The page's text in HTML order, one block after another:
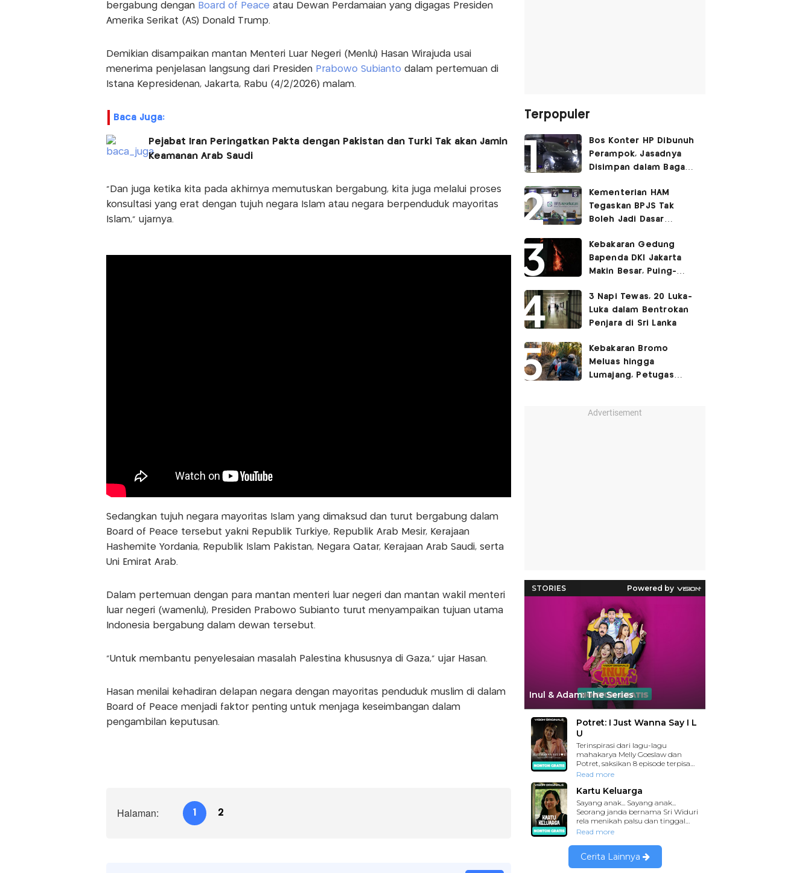
bergabung denganBoard of Peace atau Dewan Perdamaian yang digagas Presiden
Amerika Serikat (AS) Donald Trump.
Demikian disampaikan mantan Menteri Luar Negeri (Menlu) Hasan Wirajuda usai
menerima penjelasan langsung dari Presiden Prabowo Subianto dalam pertemuan di
Istana Kepresidenan, Jakarta, Rabu (4/2/2026) malam.
Baca Juga:
Pejabat Iran Peringatkan Pakta dengan Pakistan dan Turki Tak akan Jamin
Keamanan Arab Saudi
"Dan juga ketika kita pada akhirnya memutuskan bergabung, kita juga melalui proses
konsultasi yang erat dengan tujuh negara Islam atau negara berpenduduk mayoritas
Islam," ujarnya.
Sedangkan tujuh negara mayoritas Islam yang dimaksud dan turut bergabung dalam
Board of Peace tersebut yakni Republik Turkiye, Republik Arab Mesir, Kerajaan
Hashemite Yordania, Republik Islam Pakistan, Negara Qatar, Kerajaan Arab Saudi, serta
Uni Emirat Arab.
Dalam pertemuan dengan para mantan menteri luar negeri dan mantan wakil menteri
luar negeri (wamenlu), Presiden Prabowo Subianto turut menyampaikan tujuan utama
Indonesia bergabung dalam dewan tersebut.
“Untuk membantu penyelesaian masalah Palestina khususnya di Gaza,” ujar Hasan.
Hasan menilai kehadiran delapan negara dengan mayoritas penduduk muslim di dalam
Board of Peace menjadi faktor penting untuk menjaga keseimbangan dalam
pengambilan keputusan.
Halaman: 1 2
Terpopuler
Bos Konter HP Dibunuh
Perampok, Jasadnya
Disimpan dalam Bagasi
Kementerian HAM
Tegaskan BPJS Tak
Boleh Jadi Dasar
Layanan Kesehatan
Kebakaran Gedung
Bapenda DKI Jakarta
Makin Besar, Puing-
3 Napi Tewas, 20 Luka-
Luka dalam Bentrokan
Penjara di Sri Lanka
Kebakaran Bromo
Meluas hingga
Lumajang, Petugas
Advertisement